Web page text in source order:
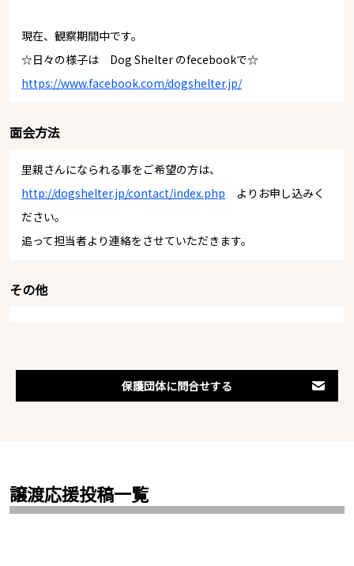
現在、観察期間中です。
☆日々の様子は Dog Shelter のfecebookで☆
https://www.facebook.com/dogshelter.jp/
面会方法
里親さんになられる事をご希望の方は、
http://dogshelter.jp/contact/index.php よりお申し込みく
ださい。
追って担当者より連絡をさせていただきます。
その他
保護団体に問合せする
譲渡応援投稿一覧